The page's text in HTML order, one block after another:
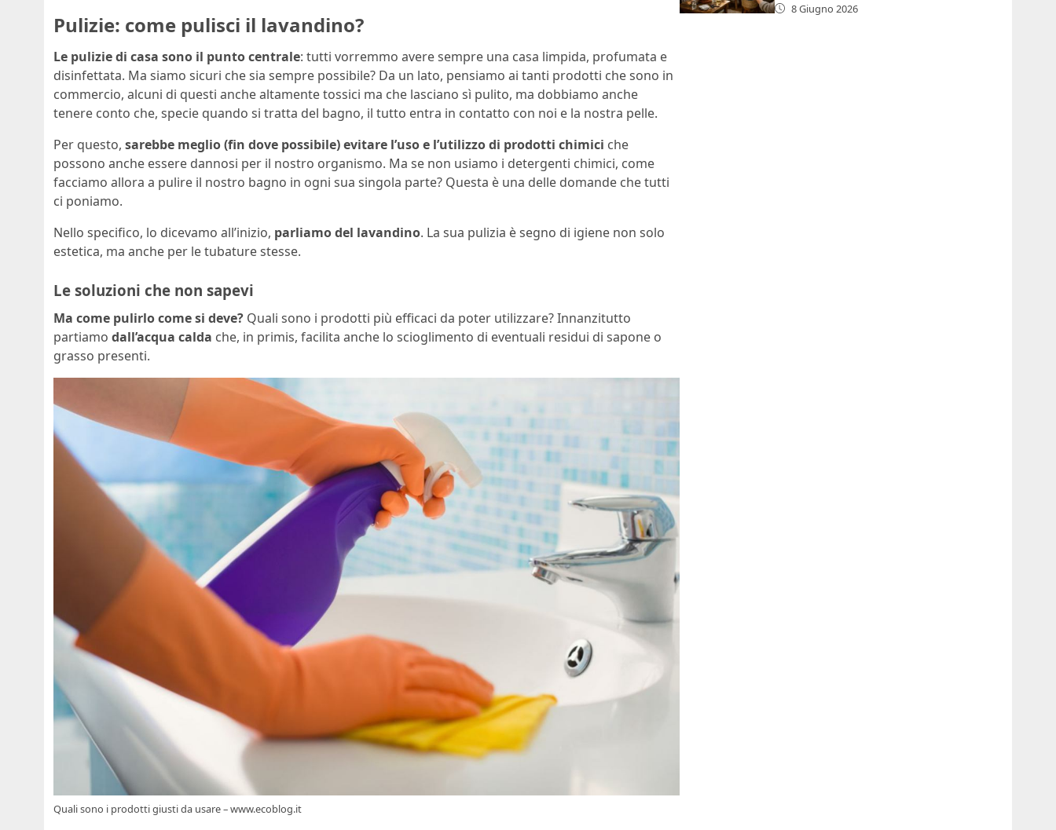
Pulizie: come pulisci il lavandino?
Le pulizie di casa sono il punto centrale: tutti vorremmo avere sempre una casa limpida, profumata e
disinfettata. Ma siamo sicuri che sia sempre possibile? Da un lato, pensiamo ai tanti prodotti che sono in
commercio, alcuni di questi anche altamente tossici ma che lasciano sì pulito, ma dobbiamo anche
tenere conto che, specie quando si tratta del bagno, il tutto entra in contatto con noi e la nostra pelle.
Per questo, sarebbe meglio (fin dove possibile) evitare l’uso e l’utilizzo di prodotti chimici che
possono anche essere dannosi per il nostro organismo. Ma se non usiamo i detergenti chimici, come
facciamo allora a pulire il nostro bagno in ogni sua singola parte? Questa è una delle domande che tutti
ci poniamo.
Nello specifico, lo dicevamo all’inizio, parliamo del lavandino. La sua pulizia è segno di igiene non solo
estetica, ma anche per le tubature stesse.
Le soluzioni che non sapevi
Ma come pulirlo come si deve? Quali sono i prodotti più efficaci da poter utilizzare? Innanzitutto
partiamo dall’acqua calda che, in primis, facilita anche lo scioglimento di eventuali residui di sapone o
grasso presenti.
Quali sono i prodotti giusti da usare – www.ecoblog.it
8 Giugno 2026